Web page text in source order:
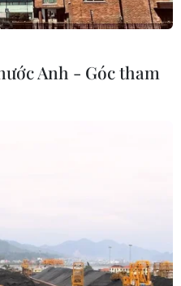
Anh - Góc tham